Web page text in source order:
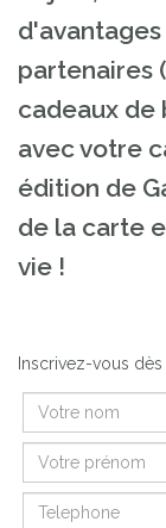
partenaires
cadeaux de
avec votre
édition de
de la carte
vie !
Inscrivez-vous dès